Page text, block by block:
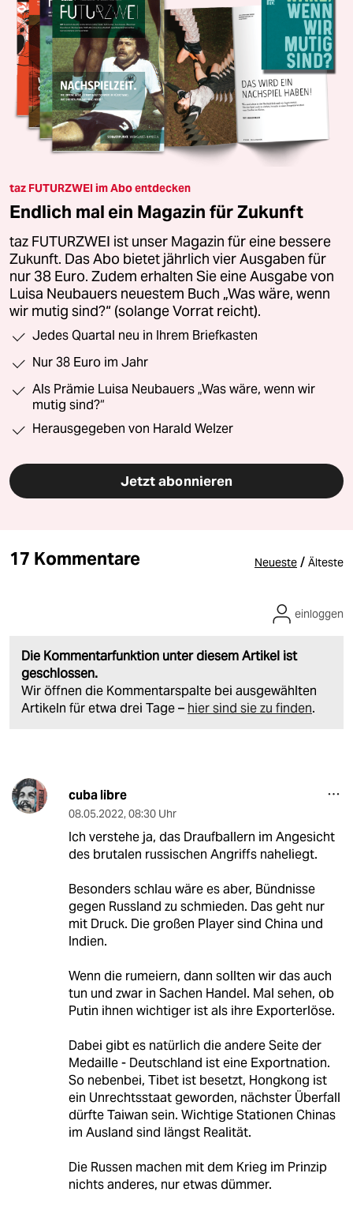
taz FUTURZWEI im Abo entdecken
Endlich mal ein Magazin für Zukunft
taz FUTURZWEI ist unser Magazin für eine bessere
Zukunft. Das Abo bietet jährlich vier Ausgaben für
nur 38 Euro. Zudem erhalten Sie eine Ausgabe von
Luisa Neubauers neuestem Buch „Was wäre, wenn
wir mutig sind?“ (solange Vorrat reicht).
Jedes Quartal neu in Ihrem Briefkasten
Nur 38 Euro im Jahr
Als Prämie Luisa Neubauers „Was wäre, wenn wir
mutig sind?“
Herausgegeben von Harald Welzer
Jetzt abonnieren
17 Kommentare Neueste / Älteste
Die Kommentarfunktion unter diesem Artikel ist
geschlossen.
Wir öffnen die Kommentarspalte bei ausgewählten
Artikeln für etwa drei Tage – hier sind sie zu finden.
einloggen
cuba libre
08.05.2022, 08:30 Uhr
Ich verstehe ja, das Draufballern im Angesicht
des brutalen russischen Angriffs naheliegt.
Besonders schlau wäre es aber, Bündnisse
gegen Russland zu schmieden. Das geht nur
mit Druck. Die großen Player sind China und
Indien.
Wenn die rumeiern, dann sollten wir das auch
tun und zwar in Sachen Handel. Mal sehen, ob
Putin ihnen wichtiger ist als ihre Exporterlöse.
Dabei gibt es natürlich die andere Seite der
Medaille - Deutschland ist eine Exportnation.
So nebenbei, Tibet ist besetzt, Hongkong ist
ein Unrechtsstaat geworden, nächster Überfall
dürfte Taiwan sein. Wichtige Stationen Chinas
im Ausland sind längst Realität.
Die Russen machen mit dem Krieg im Prinzip
nichts anderes, nur etwas dümmer.